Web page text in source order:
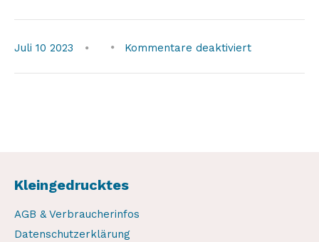
Juli 10 2023 Kommentare deaktiviertfür
Kleingedrucktes
AGB & Verbraucherinfos
Datenschutzerklärung